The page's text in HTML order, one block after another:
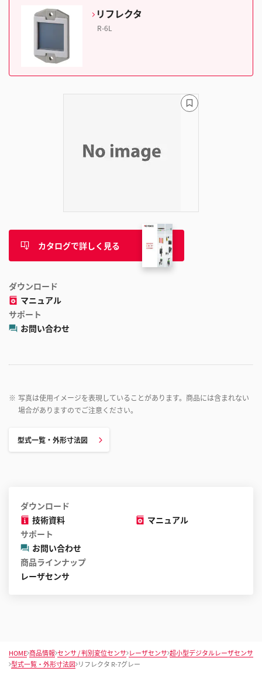
リフレクタ
R-6L
カタログで詳しく見る
ダウンロード
マニュアル
サポート
お問い合わせ
※ 写真は使用イメージを表現していることがあります。商品には含まれない
場合がありますのでご注意ください。
ブ
ッ
型式一覧・外形寸法図
ダウンロード
技術資料
マニュアル
サポート
お問い合わせ
商品ラインナップ
レーザセンサ
HOME 商品情報 センサ / 判別変位センサ レーザセンサ 超小型デジタルレーザセンサ
型式一覧・外形寸法図 リフレクタ R-7グレー